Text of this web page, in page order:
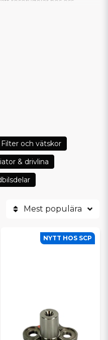
ofta erbjuda snabba
och privatpersoner som
du tryggt, med
Filter och vätskor
& drivlina
Mest populära
NYTT HOS SCP